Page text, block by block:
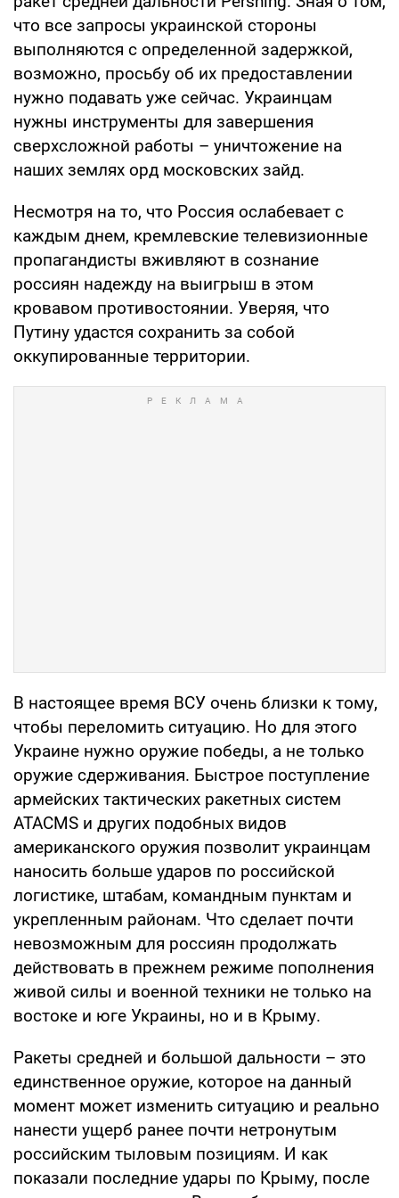
что все запросы украинской стороны
выполняются с определенной задержкой,
возможно, просьбу об их предоставлении
нужно подавать уже сейчас. Украинцам
нужны инструменты для завершения
сверхсложной работы – уничтожение на
наших землях орд московских зайд.
Несмотря на то, что Россия ослабевает с
каждым днем, кремлевские телевизионные
пропагандисты вживляют в сознание
россиян надежду на выигрыш в этом
кровавом противостоянии. Уверяя, что
Путину удастся сохранить за собой
оккупированные территории.
В настоящее время ВСУ очень близки к тому,
чтобы переломить ситуацию. Но для этого
Украине нужно оружие победы, а не только
оружие сдерживания. Быстрое поступление
армейских тактических ракетных систем
ATACMS и других подобных видов
американского оружия позволит украинцам
наносить больше ударов по российской
логистике, штабам, командным пунктам и
укрепленным районам. Что сделает почти
невозможным для россиян продолжать
действовать в прежнем режиме пополнения
живой силы и военной техники не только на
востоке и юге Украины, но и в Крыму.
Ракеты средней и большой дальности – это
единственное оружие, которое на данный
момент может изменить ситуацию и реально
нанести ущерб ранее почти нетронутым
российским тыловым позициям. И как
показали последние удары по Крыму, после